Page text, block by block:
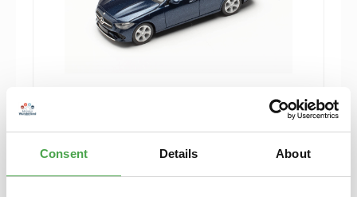
Consent Details About
6,90 €*